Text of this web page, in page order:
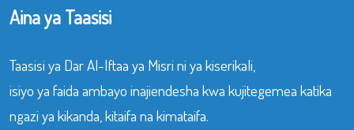
Aina ya Taasisi
Taasisi ya Dar Al-Iftaa ya Misri ni ya kiserikali,
isiyo ya faida ambayo inajiendesha kwa kujitegemea katika
ngazi ya kikanda, kitaifa na kimataifa.